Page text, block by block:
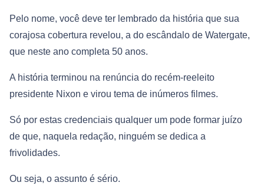
Pelo nome, você deve ter lembrado da história que sua
corajosa cobertura revelou, a do escândalo de Watergate,
que neste ano completa 50 anos.
A história terminou na renúncia do recém-reeleito
presidente Nixon e virou tema de inúmeros filmes.
Só por estas credenciais qualquer um pode formar juízo
de que, naquela redação, ninguém se dedica a
frivolidades.
Ou seja, o assunto é sério.